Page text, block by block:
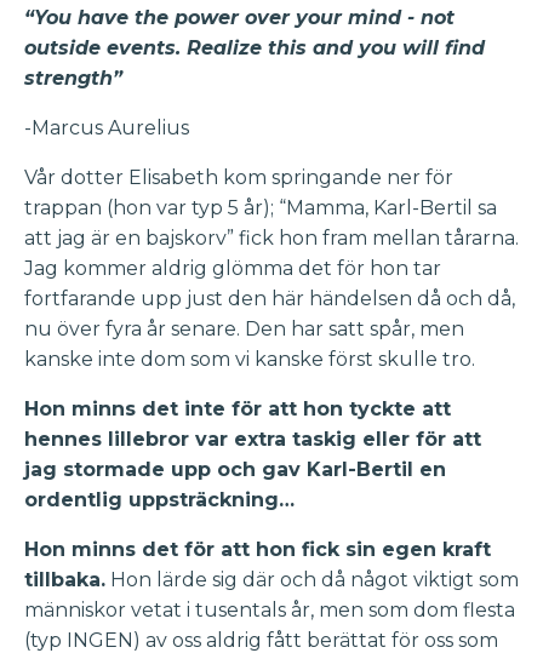
“You have the power over your mind - not
outside events. Realize this and you will find
strength”
-Marcus Aurelius
Vår dotter Elisabeth kom springande ner för
trappan (hon var typ 5 år); “Mamma, Karl-Bertil sa
att jag är en bajskorv” fick hon fram mellan tårarna.
Jag kommer aldrig glömma det för hon tar
fortfarande upp just den här händelsen då och då,
nu över fyra år senare. Den har satt spår, men
kanske inte dom som vi kanske först skulle tro.
Hon minns det inte för att hon tyckte att
hennes lillebror var extra taskig eller för att
jag stormade upp och gav Karl-Bertil en
ordentlig uppsträckning…
Hon minns det för att hon fick sin egen kraft
tillbaka. Hon lärde sig där och då något viktigt som
människor vetat i tusentals år, men som dom flesta
(typ INGEN) av oss aldrig fått berättat för oss som